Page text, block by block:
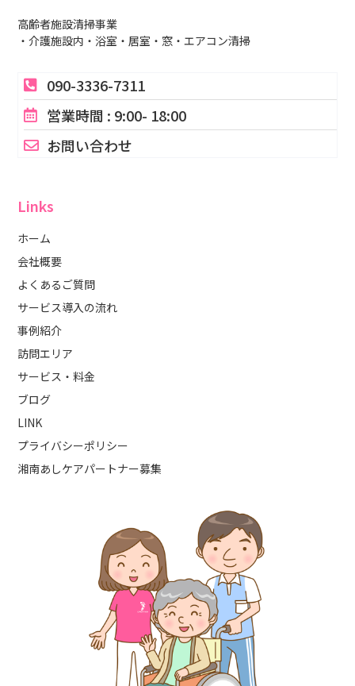
Links
ホーム
会社概要
よくあるご質問
サービス導入の流れ
事例紹介
訪問エリア
サービス・料金
ブログ
LINK
プライバシーポリシー
湘南あしケアパートナー募集
高齢者施設清掃事業
・介護施設内・浴室・居室・窓・エアコン清掃
090-3336-7311
営業時間 : 9:00- 18:00
お問い合わせ